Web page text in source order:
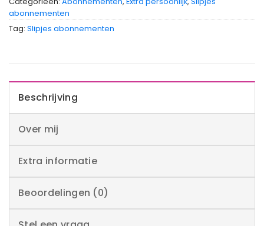
abonnementen
Tag: Slipjes abonnementen
Beschrijving
Over mij
Extra informatie
Beoordelingen (0)